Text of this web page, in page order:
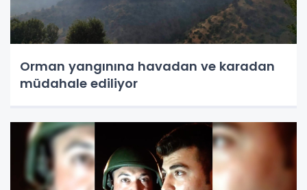
Orman yangınına havadan ve karadan
müdahale ediliyor